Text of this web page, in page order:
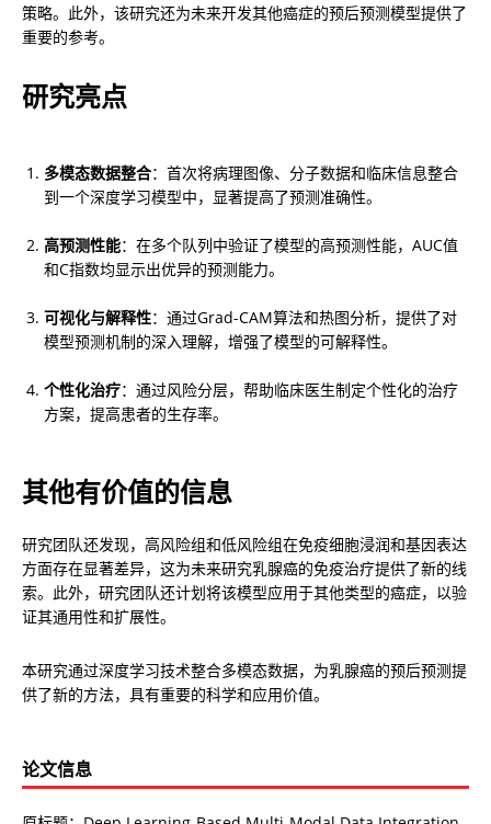
策略。此外，该研究还为未来开发其他癌症的预后预测模型提供了
重要的参考。
研究亮点
多模态数据整合：首次将病理图像、分子数据和临床信息整合
到一个深度学习模型中，显著提高了预测准确性。
高预测性能：在多个队列中验证了模型的高预测性能，AUC值
和C指数均显示出优异的预测能力。
可视化与解释性：通过Grad-CAM算法和热图分析，提供了对
模型预测机制的深入理解，增强了模型的可解释性。
个性化治疗：通过风险分层，帮助临床医生制定个性化的治疗
方案，提高患者的生存率。
其他有价值的信息
研究团队还发现，高风险组和低风险组在免疫细胞浸润和基因表达
方面存在显著差异，这为未来研究乳腺癌的免疫治疗提供了新的线
索。此外，研究团队还计划将该模型应用于其他类型的癌症，以验
证其通用性和扩展性。
本研究通过深度学习技术整合多模态数据，为乳腺癌的预后预测提
供了新的方法，具有重要的科学和应用价值。
论文信息